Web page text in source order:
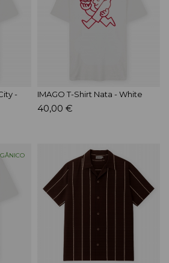
-
IMAGO T-Shirt Nata - White
40,00 €